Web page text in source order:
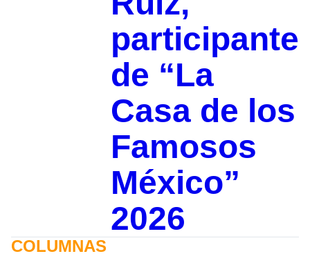
participante
de “La
Casa de los
Famosos
México”
2026
COLUMNAS